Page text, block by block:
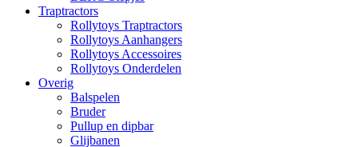
Traptractors
Rollytoys Traptractors
Rollytoys Aanhangers
Rollytoys Accessoires
Rollytoys Onderdelen
Overig
Balspelen
Bruder
Pullup en dipbar
Glijbanen